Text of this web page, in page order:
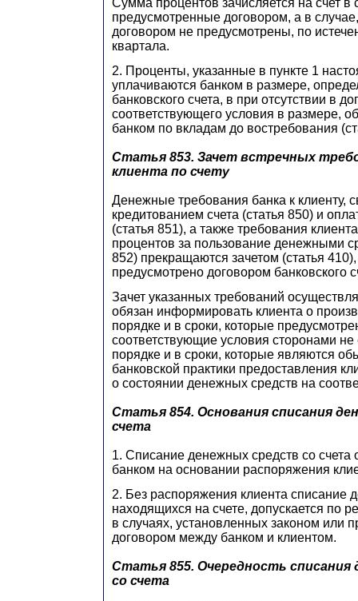
Сумма процентов зачисляется на счет в
предусмотренные договором, а в случае,
договором не предусмотрены, по
квартала.
2. Проценты, указанные в пункте 1
уплачиваются банком в размере,
банковского счета, в при отсутствии в
соответствующего условия в размере,
банком по вкладам до востребования
Статья 853. Зачет встречных
клиента по счету
Денежные требования банка к клиенту,
кредитованием счета (статья 850) и
(статья 851), а также требования
процентов за пользование денежными
852) прекращаются зачетом (статья
предусмотрено договором банковского
Зачет указанных требований
обязан информировать клиента о
порядке и в сроки, которые
соответствующие условия сторонами не
порядке и в сроки, которые являются
банковской практики предоставления
о состоянии денежных средств на
Статья 854. Основания списания
счета
1. Списание денежных средств со счета
банком на основании распоряжения
2. Без распоряжения клиента списание
находящихся на счете, допускается по
в случаях, установленных законом или
договором между банком и клиентом.
Статья 855. Очередность списания
со счета